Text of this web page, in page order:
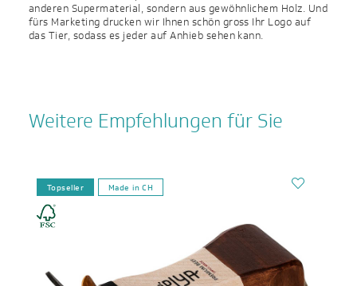
anderen Supermaterial, sondern aus gewöhnlichem Holz. Und
fürs Marketing drucken wir Ihnen schön gross Ihr Logo auf
das Tier, sodass es jeder auf Anhieb sehen kann.
Weitere Empfehlungen für Sie
Topseller Made in CH